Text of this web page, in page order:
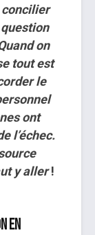
concilier
on
tout est
le
ont
l’échec.
y aller!
en